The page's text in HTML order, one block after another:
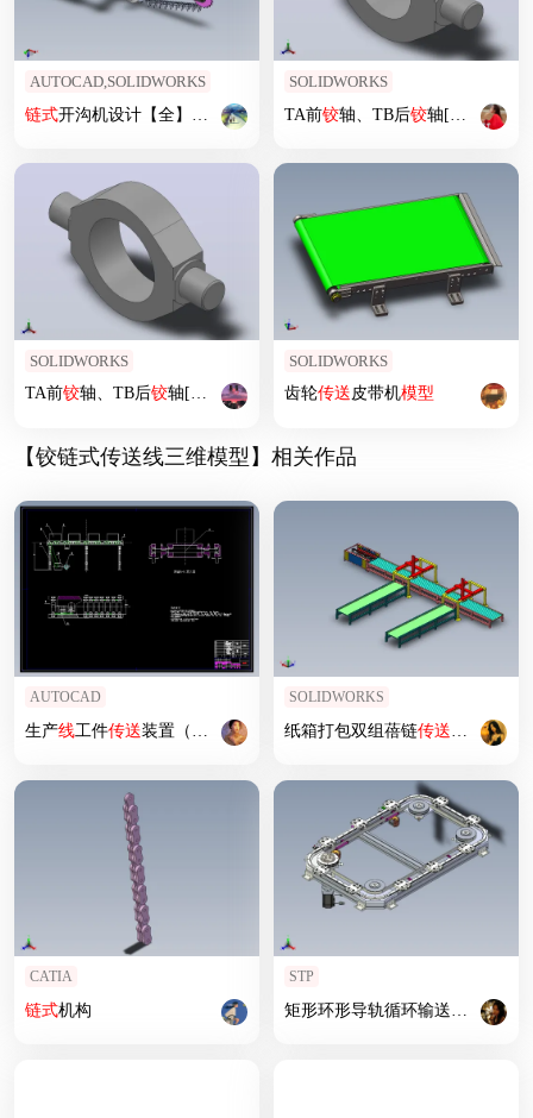
AUTOCAD,SOLIDWORKS
链式开沟机设计【全】（含 三维 模型+CAD图纸+说明书）
SOLIDWORKS
TA前铰轴、TB后铰轴[T16 铰轴]
SOLIDWORKS
TA前铰轴、TB后铰轴[T25 铰轴]气缸附件
SOLIDWORKS
齿轮传送皮带机模型
【铰链式传送线三维模型】相关作品
AUTOCAD
生产线工件传送装置（工作机架部分）设计
SOLIDWORKS
纸箱打包双组蓓链传送 生产线
CATIA
链式机构
STP
自动化